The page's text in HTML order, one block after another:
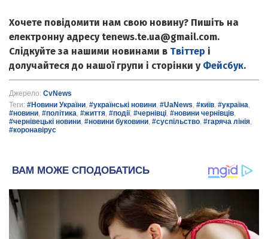
Хочете повідомити нам свою новину? Пишіть на
електронну адресу tenews.te.ua@gmail.com.
Слідкуйте за нашими новинами в Твіттер і
долучайтеся до нашої групи і сторінки у Фейсбук.
Джерело: CvNews
Теги: #Новини України, #українські новини, #UaNews, #київ, #україна,
#новини, #політика, #життя, #події, #чернівці, #новини чернівців,
#чернівецькі новини, #новини буковини, #суспільство, #гаряча лінія,
#коронавірус